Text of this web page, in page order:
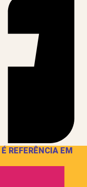
REFERÊNCIA EM